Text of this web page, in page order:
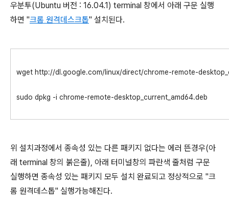
우분투(Ubuntu 버전 : 16.04.1) terminal 창에서 아래 구문 실행
하면 "크롬 원격데스크톱" 설치된다.
wget http://dl.google.com/linux/direct/chrome-remote-
sudo dpkg -i chrome-remote-desktop_current_amd64.deb
위 설치과정에서 종속성 있는 다른 패키지 없다는 에러 뜬경우(아
래 terminal 창의 붉은줄), 아래 터미널창의 파란색 줄처럼 구문
실행하면 종속성 있는 패키지 모두 설치 완료되고 정상적으로 "크
롬 원격데스톱" 실행가능해진다.